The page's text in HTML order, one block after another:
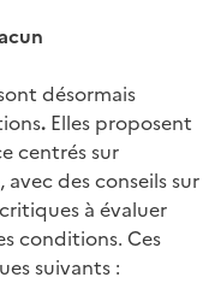
désormais
. Elles proposent
centrés sur
des conseils sur
à évaluer
conditions. Ces
suivants :